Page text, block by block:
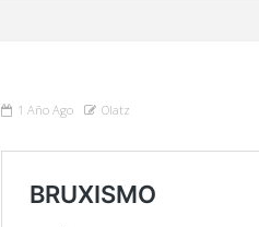
1 Año Ago Olatz